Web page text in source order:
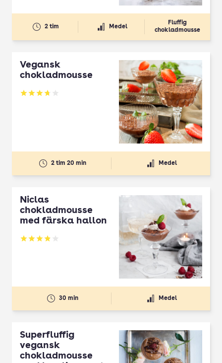
2 tim Medel
Fluffig
chokladmousse
Vegansk
chokladmousse
Betyg: 3.73 av 5
2 tim 20 min Medel
Niclas
chokladmousse
med färska hallon
Betyg: 3.91 av 5
30 min Medel
Superfluffig
vegansk
chokladmousse